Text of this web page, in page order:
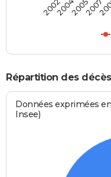
2002200420052007
Répartition des
Données exprimées
Insee)